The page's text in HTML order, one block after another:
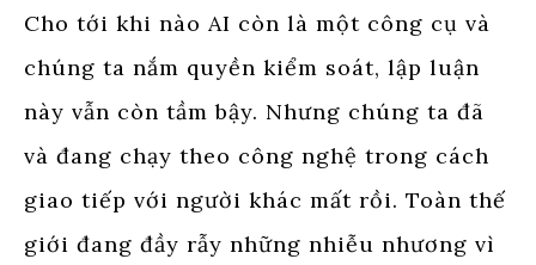
Cho tới khi nào AI còn là một công cụ và
chúng ta nắm quyền kiểm soát, lập luận
này vẫn còn tầm bậy. Nhưng chúng ta đã
và đang chạy theo công nghệ trong cách
giao tiếp với người khác mất rồi. Toàn thế
giới đang đầy rẫy những nhiễu nhương vì